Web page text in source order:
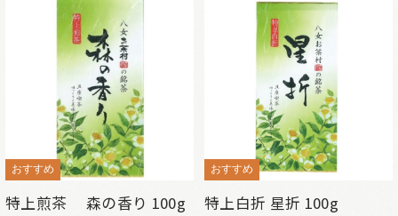
おすすめ
特上煎茶 森の香り 100g
おすすめ
特上白折 星折 100g